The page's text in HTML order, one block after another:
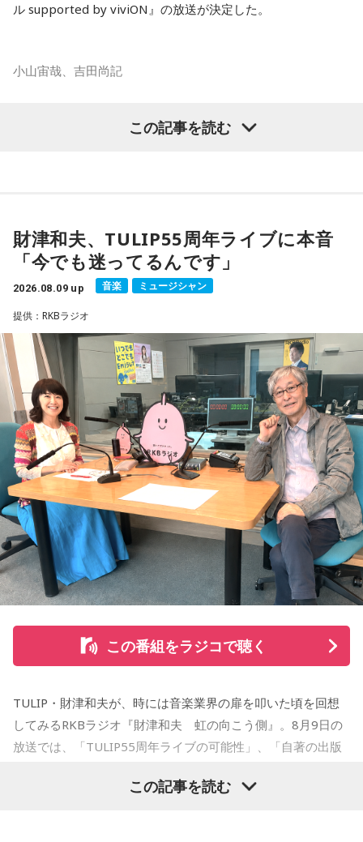
その後、K君のお父さんに連れて行ってもらった清里で見た星
当時はスマホもなく、写真を撮ることもできませんでした。
柏原収史も、友達の家に泊まり、夜更かしをしながら星空を
見るという夏休みならではの体験に触れながら、「記憶に焼
きつく景色」について語りました。
便利になった今だからこそ、ただ景色を眺める時間の大切さ
を感じるエピソードです。
山梨の風景とともに蘇る夏の記憶
『Nostalgic More Story』では、山梨にまつわる風景や、大
切な人との思い出を紹介しています。
今回の放送では、夏の夜空をきっかけに、子どもの頃の純粋
な感動や、時間が経っても色あせない記憶が届けられまし
た。
放送で紹介されたStoryの続きをぜひradikoのタイムフリーで
お楽しみください。
ル supported by viviON』の放送が決定した。
小山宙哉、吉田尚記
パーソナリティを務め、漫画にまつわるゲストを迎えるポッ
18年に及ぶ「宇宙兄弟」の連載完結のタイミングでの出演と
なり、「宇宙兄弟」誕生のエピソードや「キャラクターに出
会う」というキャラクター造形について、ストーリーの発想
小山宙哉をゲストに迎える特別番組『マンガのラジオ 宇宙兄
弟スペシャル supported by viviON』は8月16日（日）19時
から放送。放送後には、地上波本編で未公開の音源を含むデ
ィレクターズカット版のポッドキャスト配信も予定してい
る。
【小山宙哉プロフィール】
1978年生 京都府出身 京都市立銅駝美術工芸高等学校（現：
京都市立美術工芸高等学校）、大阪市立デザイン教育研究所
卒業。デザイン会社勤務を経て、「モーニング」に持ち込み
をした『ジジジイ』で第14回MANGA OPEN審査委員賞（わ
たせせいぞう賞）受賞。『劇団JET’S』で第15回MANGA
OPEN大賞受賞。2006年『ハルジャン』『ジジジイ-GGG-』
を連載。
2007年12月、初の週刊連載作品『宇宙兄弟』連載開始。同作
で2010年 第56回小学館漫画賞一般向け部門、2011年 第35回
講談社漫画賞一般部門、2014年 手塚治虫文化賞読者賞を受
賞。TVアニメ、実写映画等、多くのメディアミックスを果た
この記事を読む
財津和夫、TULIP55周年ライブに本音
「今でも迷ってるんです」
2026.08.09 up 音楽 ミュージシャン
提供：RKBラジオ
この番組をラジコで聴く
TULIP・財津和夫が、時には音楽業界の扉を叩いた頃を回想
してみるRKBラジオ『財津和夫 虹の向こう側』。8月9日の
放送では、「TULIP55周年ライブの可能性」、「自著の出版
た古今のトピックスが盛りだくさんです。
この記事を読む